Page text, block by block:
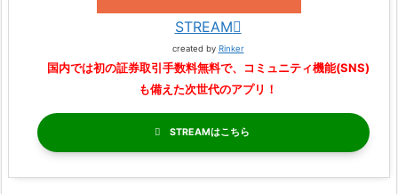
STREAM
created by Rinker
国内では初の証券取引手数料無料で、コミュニティ機能(SNS)
も備えた次世代のアプリ！
STREAM